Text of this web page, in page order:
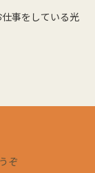
事をしている光
ぞ